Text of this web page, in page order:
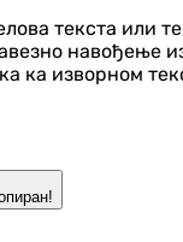
текста или
навођење
ка изворном